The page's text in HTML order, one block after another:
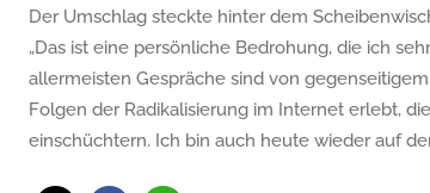
Der Umschlag steckte hinter dem
„Das ist eine persönliche Bedrohung, die ich
allermeisten Gespräche sind von
Folgen der Radikalisierung im Internet erlebt,
einschüchtern. Ich bin auch heute wieder auf